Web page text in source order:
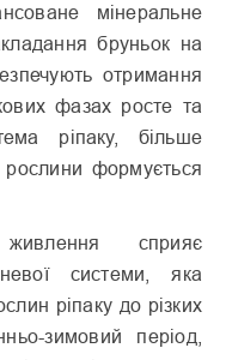
мінеральне
бруньок на
отримання
фазах росте та
ріпаку, більше
формується
сприяє
системи, яка
ріпаку до різких
зимовий період,